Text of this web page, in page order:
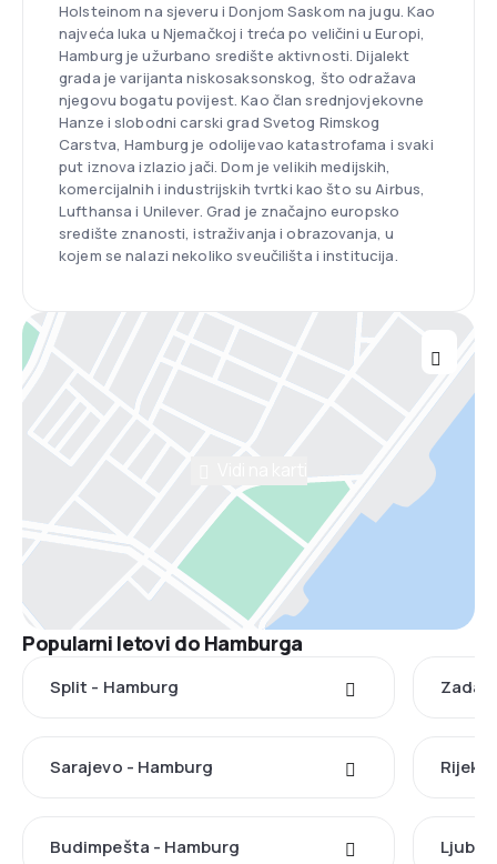
Holsteinom na sjeveru i Donjom Saskom na jugu. Kao
najveća luka u Njemačkoj i treća po veličini u Europi,
Hamburg je užurbano središte aktivnosti. Dijalekt
grada je varijanta niskosaksonskog, što odražava
njegovu bogatu povijest. Kao član srednjovjekovne
Hanze i slobodni carski grad Svetog Rimskog
Carstva, Hamburg je odolijevao katastrofama i svaki
put iznova izlazio jači. Dom je velikih medijskih,
komercijalnih i industrijskih tvrtki kao što su Airbus,
Lufthansa i Unilever. Grad je značajno europsko
središte znanosti, istraživanja i obrazovanja, u
kojem se nalazi nekoliko sveučilišta i institucija.
Popularni letovi do Hamburga
Split - Hamburg Zadar
Sarajevo - Hamburg Rijeka
Budimpešta - Hamburg